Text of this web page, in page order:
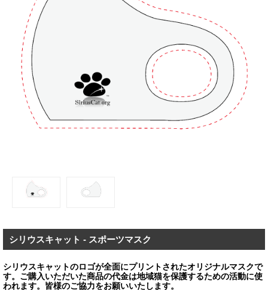
シリウスキャット - スポーツマスク
シリウスキャットのロゴが全面にプリントされたオリジナルマスクで
す。ご購⼊いただいた商品の代金は地域猫を保護するための活動に使